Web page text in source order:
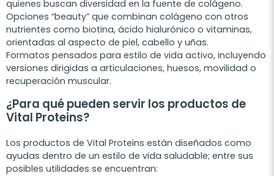
quienes buscan diversidad en la fuente de colágeno.
Opciones “beauty” que combinan colágeno con otros
nutrientes como biotina, ácido hialurónico o vitaminas,
orientadas al aspecto de piel, cabello y uñas.
Formatos pensados para estilo de vida activo, incluyendo
versiones dirigidas a articulaciones, huesos, movilidad o
recuperación muscular.
¿Para qué pueden servir los productos de
Vital Proteins?
Los productos de Vital Proteins están diseñados como
ayudas dentro de un estilo de vida saludable; entre sus
posibles utilidades se encuentran: